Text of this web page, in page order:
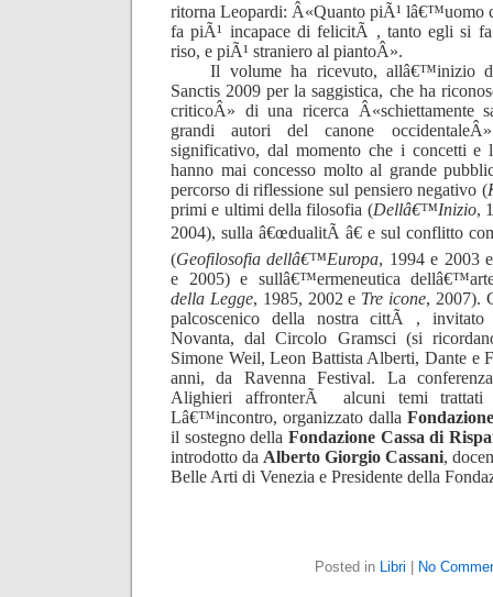
ritorna Leopardi: Â«Quanto piÃ¹ lâ€™uomo
fa piÃ¹ incapace di felicitÃ , tanto egli si
riso, e piÃ¹ straniero al piantoÂ».
Il volume ha ricevuto, allâ€™inizio
Sanctis 2009 per la saggistica, che ha
criticoÂ» di una ricerca Â«schiettamente
grandi autori del canone
significativo, dal momento che i concetti e
hanno mai concesso molto al grande
percorso di riflessione sul pensiero negativo (
primi e ultimi della filosofia (Dellâ€™Inizio,
2004), sulla â€œdualitÃ â€ e sul conflitto
(Geofilosofia dellâ€™Europa, 1994 e 2003
e 2005) e sullâ€™ermeneutica
della Legge, 1985, 2002 e Tre icone, 2007).
palcoscenico della nostra cittÃ ,
Novanta, dal Circolo Gramsci (si
Simone Weil, Leon Battista Alberti, Dante e
anni, da Ravenna Festival. La
Alighieri affronterÃ alcuni temi trattati
Lâ€™incontro, organizzato dalla
il sostegno della Fondazione Cassa di
introdotto da Alberto Giorgio Cassani,
Belle Arti di Venezia e Presidente della
Posted in Libri | No